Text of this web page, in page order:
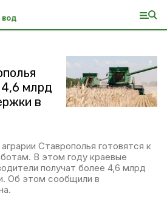
вод
млрд
в
Ставрополья готовятся к
В этом году краевые
получат более 4,6 млрд
Об этом сообщили в